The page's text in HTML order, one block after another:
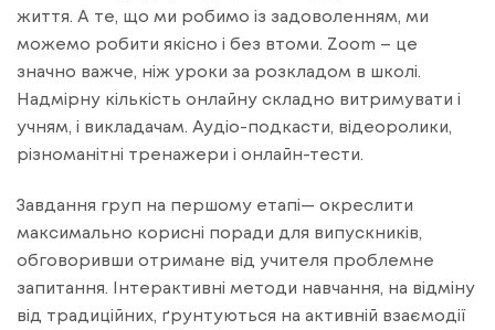
життя. А те, що ми робимо із задоволенням, ми
можемо робити якісно і без втоми. Zoom – це
значно важче, ніж уроки за розкладом в школі.
Надмірну кількість онлайну складно витримувати і
учням, і викладачам. Аудіо-подкасти, відеоролики,
різноманітні тренажери і онлайн-тести.
Завдання груп на першому етапі— окреслити
максимально корисні поради для випускників,
обговоривши отримане від учителя проблемне
запитання. Інтерактивні методи навчання, на відміну
від традиційних, ґрунтуються на активній взаємодії